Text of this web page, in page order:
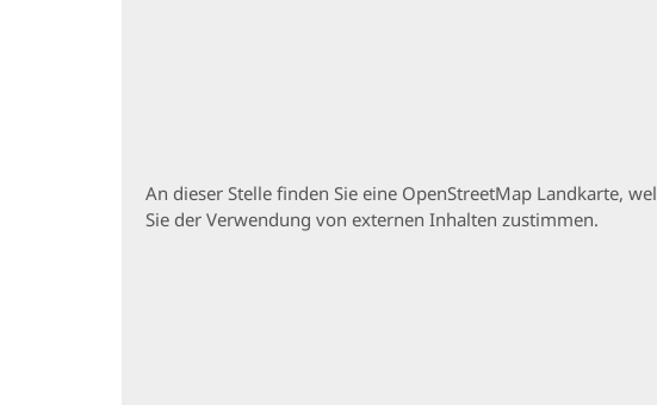
An dieser Stelle finden Sie eine OpenStreetMap Landkarte,
Sie der Verwendung von externen Inhalten zustimmen.